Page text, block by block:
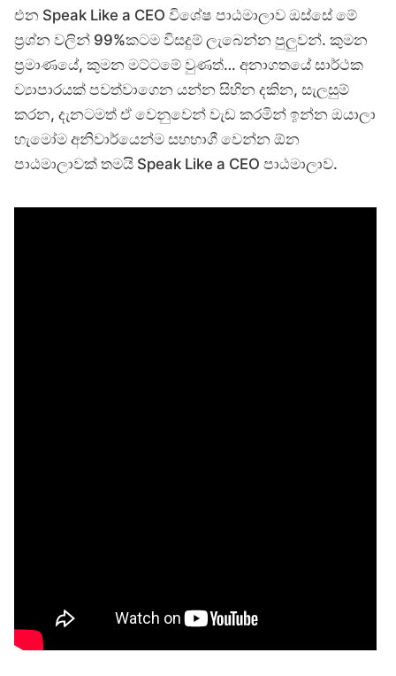
එන Speak Like a CEO විශේෂ පාඨමාලාව ඔස්සේ මේ
ප්‍රශ්න වලින් 99%කටම විසදුම් ලැබෙන්න පුලුවන්. කුමන
ප්‍රමාණයේ, කුමන මට්ටමේ වුණත්… අනාගතයේ සාර්ථක
ව්‍යාපාරයක් පවත්වාගෙන යන්න සිහින දකින, සැලසුම්
කරන, දැනටමත් ඒ වෙනුවෙන් වැඩ කරමින් ඉන්න ඔයාලා
හැමෝම අනිවාර්යෙන්ම සහභාගී වෙන්න ඕන
පාඨමාලාවක් තමයි Speak Like a CEO පාඨමාලාව.